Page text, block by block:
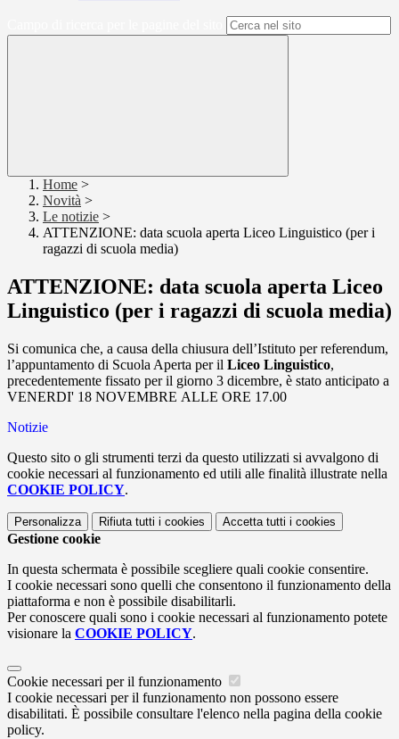
Home >
Novità >
Le notizie >
ATTENZIONE: data scuola aperta Liceo Linguistico (per i
ragazzi di scuola media)
ATTENZIONE: data scuola aperta Liceo
Linguistico (per i ragazzi di scuola media)
Si comunica che, a causa della chiusura dell’Istituto per referendum,
l’appuntamento di Scuola Aperta per il Liceo Linguistico,
precedentemente fissato per il giorno 3 dicembre, è stato anticipato a
VENERDI' 18 NOVEMBRE ALLE ORE 17.00
Notizie
Questo sito o gli strumenti terzi da questo utilizzati si avvalgono di
cookie necessari al funzionamento ed utili alle finalità illustrate nella
COOKIE POLICY.
Personalizza Rifiuta tutti i cookies Accetta tutti i cookies
Gestione cookie
In questa schermata è possibile scegliere quali cookie consentire.
I cookie necessari sono quelli che consentono il funzionamento della
piattaforma e non è possibile disabilitarli.
Per conoscere quali sono i cookie necessari al funzionamento potete
visionare la COOKIE POLICY.
Cookie necessari per il funzionamento
I cookie necessari per il funzionamento non possono essere
disabilitati. È possibile consultare l'elenco nella pagina della cookie
policy.